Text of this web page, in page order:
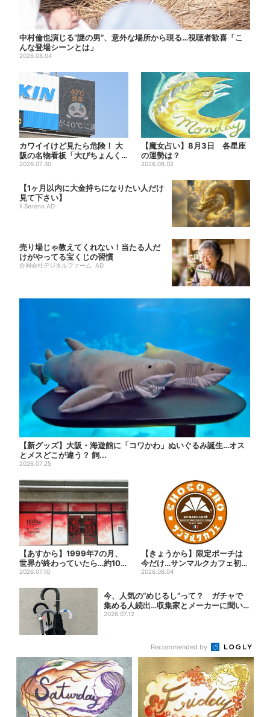
中村倫也演じる“謎の男”、意外な場所から現る…視聴者歓喜「こ
んな登場シーンとは」
2026.08.04
カワイイけど見たら危険！ 大
阪の名物看板「大ぴちょんく
ん」に異変、青→真っ黒に…
2026.07.30
【魔女占い】8月3日 各星座
の運勢は？
2026.08.02
【1ヶ月以内に大金持ちになりたい人だけ
見て下さい】
Il Sereno AD
売り場じゃ教えてくれない！当たる人だ
けがやってる宝くじの習慣
合同会社デジタルファーム AD
【新グッズ】大阪・海遊館に「コワかわ」ぬいぐるみ誕生…オス
とメスどこが違う？ 飼...
2026.07.25
【あすから】1999年7の月、
世界が終わっていたら…約10万
人動員のホラー展が大...
2026.07.10
【きょうから】限定ポーチは
今だけ…サンマルクカフェ初の
「夏福袋」、実質無料でレア...
2026.08.04
今、人気の“めじるし”って？ ガチャで
集める人続出…収集家とメーカーに聞い
たヒッ...
2026.07.12
Recommended by